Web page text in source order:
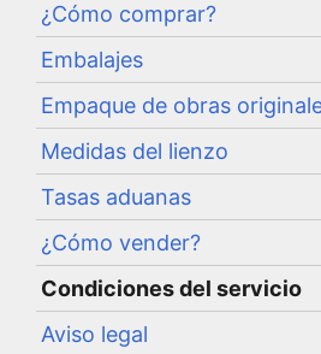
¿Cómo comprar?
Embalajes
Empaque de obras
Medidas del lienzo
Tasas aduanas
¿Cómo vender?
Condiciones del servicio
Aviso legal